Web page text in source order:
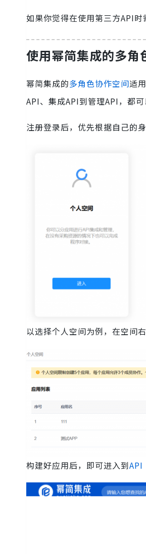
如果你觉得在使用第三方API时
使用幂简集成的多角
幂简集成的多角色协作空间适
API、集成API到管理API，都
注册登录后，优先根据自己的
以选择个人空间为例，在空间
构建好应用后，即可进入到